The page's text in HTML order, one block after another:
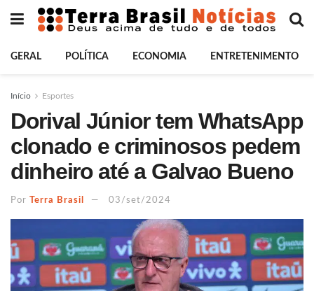
GERAL POLÍTICA ECONOMIA ENTRETENIMENTO
Início Esportes
Dorival Júnior tem WhatsApp
clonado e criminosos pedem
dinheiro até a Galvao Bueno
Por Terra Brasil 03/set/2024